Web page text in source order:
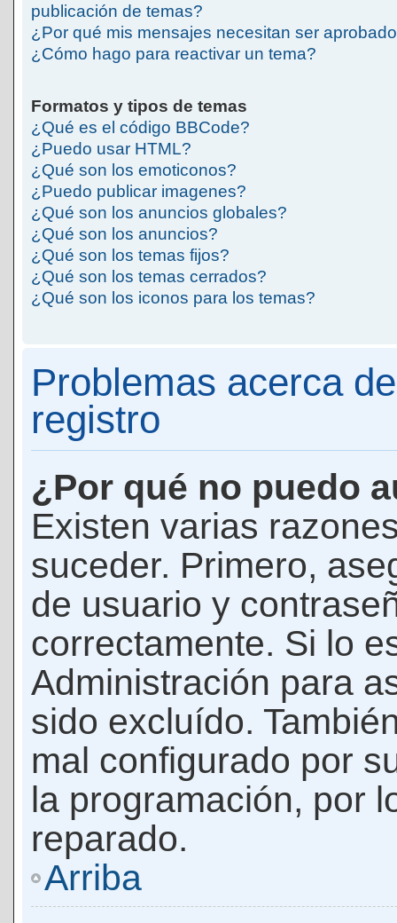
publicación de temas?
¿Por qué mis mensajes necesitan ser
¿Cómo hago para reactivar un tema?
Formatos y tipos de temas
¿Qué es el código BBCode?
¿Puedo usar HTML?
¿Qué son los emoticonos?
¿Puedo publicar imagenes?
¿Qué son los anuncios globales?
¿Qué son los anuncios?
¿Qué son los temas fijos?
¿Qué son los temas cerrados?
¿Qué son los iconos para los temas?
Problemas acerca
registro
¿Por qué no puedo
Existen varias
suceder. Primero,
de usuario y
correctamente. Si lo
Administración para
sido excluído.
mal configurado por
la programación, por
reparado.
Arriba